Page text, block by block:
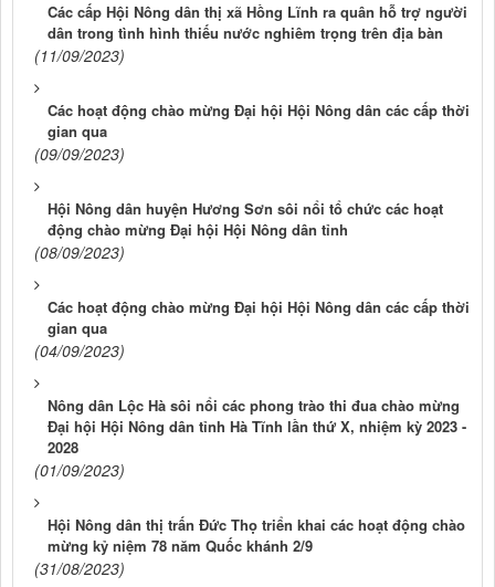
Các cấp Hội Nông dân thị xã Hồng Lĩnh ra quân hỗ trợ người
dân trong tình hình thiếu nước nghiêm trọng trên địa bàn
(11/09/2023)
Các hoạt động chào mừng Đại hội Hội Nông dân các cấp thời
gian qua
(09/09/2023)
Hội Nông dân huyện Hương Sơn sôi nổi tổ chức các hoạt
động chào mừng Đại hội Hội Nông dân tỉnh
(08/09/2023)
Các hoạt động chào mừng Đại hội Hội Nông dân các cấp thời
gian qua
(04/09/2023)
Nông dân Lộc Hà sôi nổi các phong trào thi đua chào mừng
Đại hội Hội Nông dân tỉnh Hà Tĩnh lần thứ X, nhiệm kỳ 2023 -
2028
(01/09/2023)
Hội Nông dân thị trấn Đức Thọ triển khai các hoạt động chào
mừng kỷ niệm 78 năm Quốc khánh 2/9
(31/08/2023)